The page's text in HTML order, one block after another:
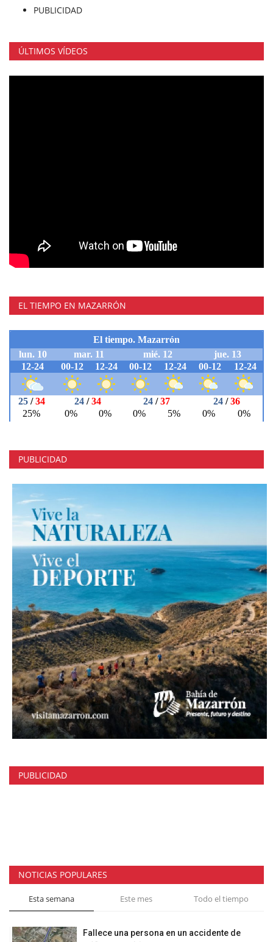
PUBLICIDAD
ÚLTIMOS VÍDEOS
EL TIEMPO EN MAZARRÓN
PUBLICIDAD
PUBLICIDAD
NOTICIAS POPULARES
Esta semana Este mes Todo el tiempo
Fallece una persona en un accidente de